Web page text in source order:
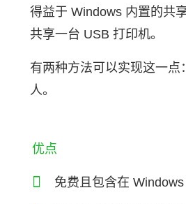
得益于 Windows 内置的共
共享一台 USB 打印机。
有两种方法可以实现这一
人。
优点
免费且包含在 Windows